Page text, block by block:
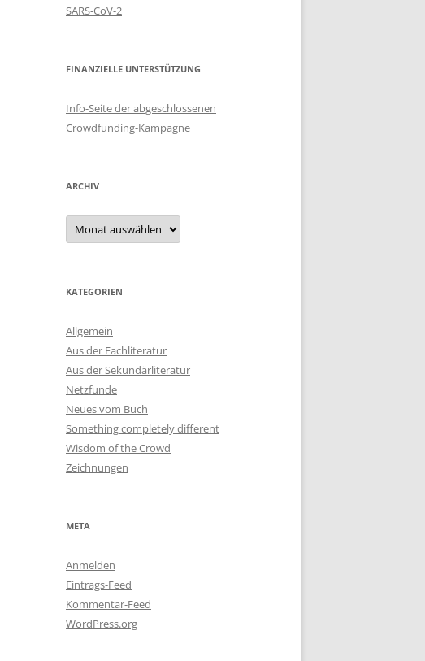
SARS-CoV-2
FINANZIELLE UNTERSTÜTZUNG
Info-Seite der abgeschlossenen
Crowdfunding-Kampagne
ARCHIV
Archiv
KATEGORIEN
Allgemein
Aus der Fachliteratur
Aus der Sekundärliteratur
Netzfunde
Neues vom Buch
Something completely different
Wisdom of the Crowd
Zeichnungen
META
Anmelden
Eintrags-Feed
Kommentar-Feed
WordPress.org